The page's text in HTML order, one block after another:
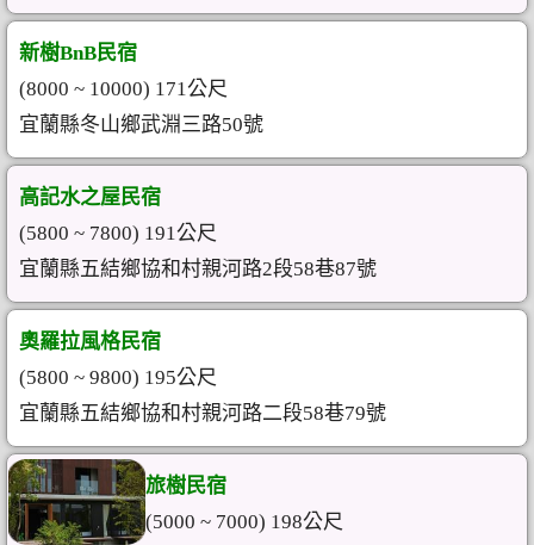
新樹BnB民宿
(8000 ~ 10000) 171公尺
宜蘭縣冬山鄉武淵三路50號
高記水之屋民宿
(5800 ~ 7800) 191公尺
宜蘭縣五結鄉協和村親河路2段58巷87號
奧羅拉風格民宿
(5800 ~ 9800) 195公尺
宜蘭縣五結鄉協和村親河路二段58巷79號
旅樹民宿
(5000 ~ 7000) 198公尺